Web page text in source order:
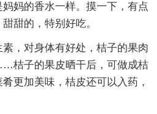
妈的香水一样。摸一下，有点
甜的，特别好吃。
，对身体有好处，桔子的果肉
桔子的果皮晒干后，可做成桔
更加美味，桔皮还可以入药，